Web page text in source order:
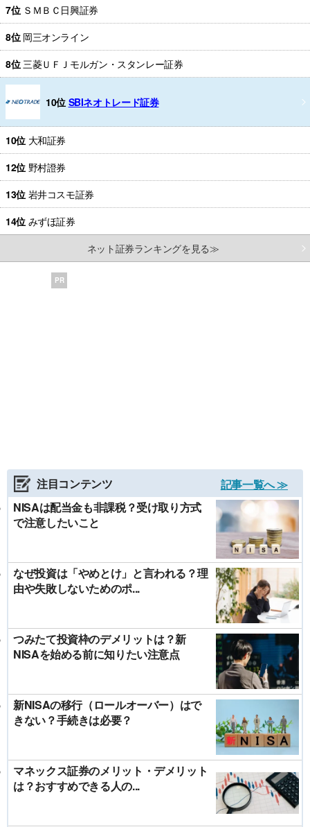
7位 ＳＭＢＣ日興証券
8位 岡三オンライン
8位 三菱ＵＦＪモルガン・スタンレー証券
10位 SBIネオトレード証券
10位 大和証券
12位 野村證券
13位 岩井コスモ証券
14位 みずほ証券
ネット証券ランキングを見る≫
PR
注目コンテンツ
記事一覧へ ≫
NISAは配当金も非課税？受け取り方式
で注意したいこと
なぜ投資は「やめとけ」と言われる？理
由や失敗しないためのポ...
つみたて投資枠のデメリットは？新
NISAを始める前に知りたい注意点
新NISAの移行（ロールオーバー）はで
きない？手続きは必要？
マネックス証券のメリット・デメリット
は？おすすめできる人の...